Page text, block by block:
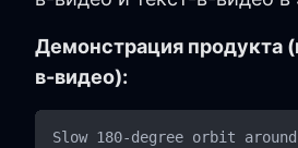
Демонстрация продукта
в-видео):
Slow 180-degree orbit